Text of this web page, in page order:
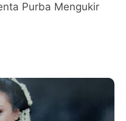
Purba Mengukir